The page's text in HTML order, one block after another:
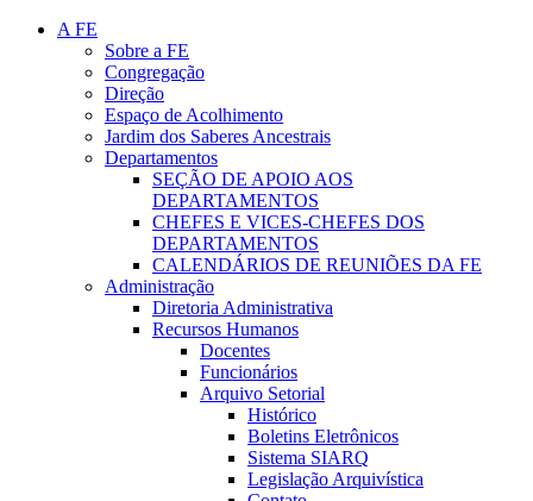
A FE
Sobre a FE
Congregação
Direção
Espaço de Acolhimento
Jardim dos Saberes Ancestrais
Departamentos
SEÇÃO DE APOIO AOS
DEPARTAMENTOS
CHEFES E VICES-CHEFES DOS
DEPARTAMENTOS
CALENDÁRIOS DE REUNIÕES DA FE
Administração
Diretoria Administrativa
Recursos Humanos
Docentes
Funcionários
Arquivo Setorial
Histórico
Boletins Eletrônicos
Sistema SIARQ
Legislação Arquivística